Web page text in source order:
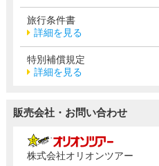
旅行条件書
詳細を見る
特別補償規定
詳細を見る
販売会社・お問い合わせ
株式会社オリオンツアー